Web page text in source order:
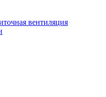
вентиляция